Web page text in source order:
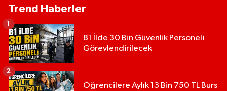
Trend Haberler
81 İlde 30 Bin Güvenlik Personeli
Görevlendirilecek
1
Öğrencilere Aylık 13 Bin 750 TL Burs
2